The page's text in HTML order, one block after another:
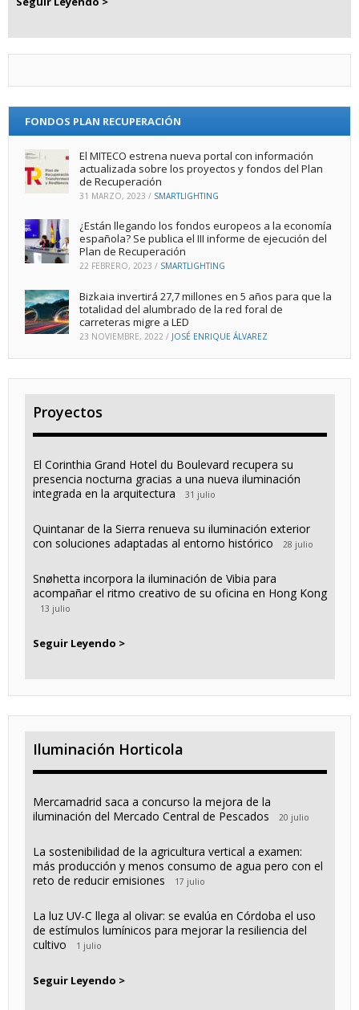
FONDOS PLAN RECUPERACIÓN
El MITECO estrena nueva portal con información
actualizada sobre los proyectos y fondos del Plan
de Recuperación
31 MARZO, 2023 / SMARTLIGHTING
¿Están llegando los fondos europeos a la economía
española? Se publica el III informe de ejecución del
Plan de Recuperación
22 FEBRERO, 2023 / SMARTLIGHTING
Bizkaia invertirá 27,7 millones en 5 años para que la
totalidad del alumbrado de la red foral de
carreteras migre a LED
23 NOVIEMBRE, 2022 / JOSÉ ENRIQUE ÁLVAREZ
Proyectos
El Corinthia Grand Hotel du Boulevard recupera su
presencia nocturna gracias a una nueva iluminación
integrada en la arquitectura
31 julio
Quintanar de la Sierra renueva su iluminación exterior
con soluciones adaptadas al entorno histórico
28 julio
Snøhetta incorpora la iluminación de Vibia para
acompañar el ritmo creativo de su oficina en Hong Kong
13 julio
Seguir Leyendo >
Iluminación Horticola
Mercamadrid saca a concurso la mejora de la
iluminación del Mercado Central de Pescados
20 julio
La sostenibilidad de la agricultura vertical a examen:
más producción y menos consumo de agua pero con el
reto de reducir emisiones
17 julio
La luz UV-C llega al olivar: se evalúa en Córdoba el uso
de estímulos lumínicos para mejorar la resiliencia del
cultivo
1 julio
Seguir Leyendo >